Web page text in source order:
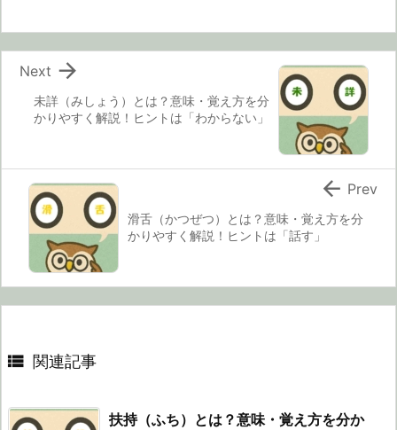
未詳（みしょう）とは？意味・覚え方を分
かりやすく解説！ヒントは「わからない」

Next
滑舌（かつぜつ）とは？意味・覚え方を分
かりやすく解説！ヒントは「話す」
 Prev
 関連記事
扶持（ふち）とは？意味・覚え方を分か